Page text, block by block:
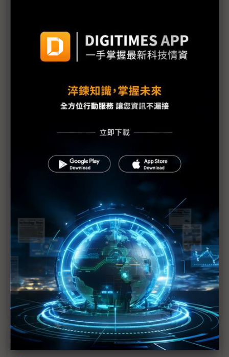
疫情進行式 韓廠全球設點多鏈避險
越南特許 三星300人包機搶進北越
廣州廠稼動在即 LGD包機送百人進中國
疫情全球化衝擊記憶體產業 三大面向分析
疫情衝擊 三星擬將部分手機生產從南韓轉移到越南
三星東南亞最大研發中心在越南正式動工
疫情引發排韓情緒 韓企布局恐受阻
近７天熱門報導